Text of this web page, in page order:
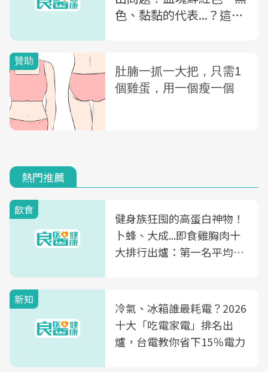
色、黏黏的代表...？這一
熱門推薦
飲食
健身族狂囤的高蛋白神物！
卜蜂、大成...即食雞胸肉十
大排行出爐：第一名平均一
新知
冷氣、冰箱誰最耗電？2026
十大「吃電家電」排名出
爐，台電教你省下15％電力